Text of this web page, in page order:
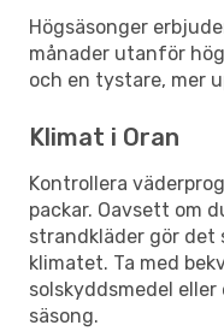
Högsäsonger
månader utanför
och en tystare, mer
Klimat i Oran
Kontrollera
packar. Oavsett om
strandkläder gör
klimatet. Ta med
solskyddsmedel
säsong.